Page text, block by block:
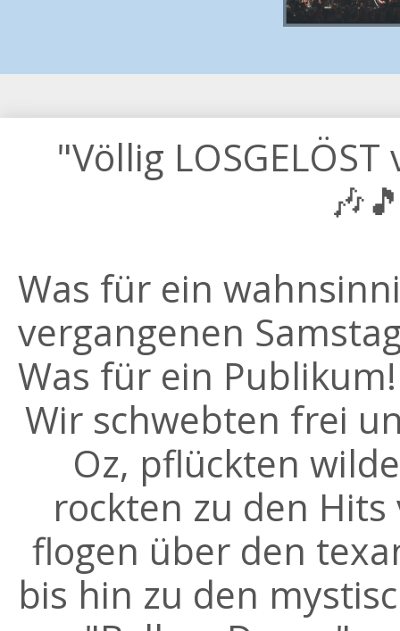
"Völlig
Was für ein
vergangenen
Was für ein Publikum!
Wir schwebten frei
Oz, pflückten
rockten zu den
flogen über den
bis hin zu den